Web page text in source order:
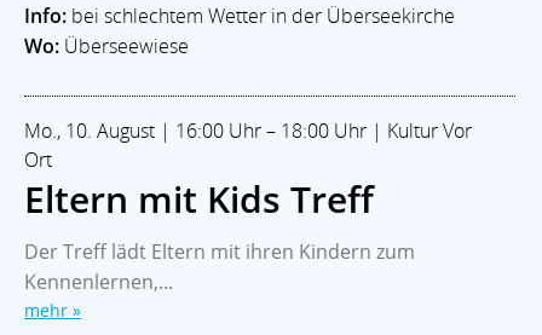
Info: bei schlechtem Wetter in der Überseekirche
Wo: Überseewiese
Mo., 10. August | 16:00 Uhr – 18:00 Uhr | Kultur Vor
Ort
Eltern mit Kids Treff
Der Treff lädt Eltern mit ihren Kindern zum
Kennenlernen,...
mehr »